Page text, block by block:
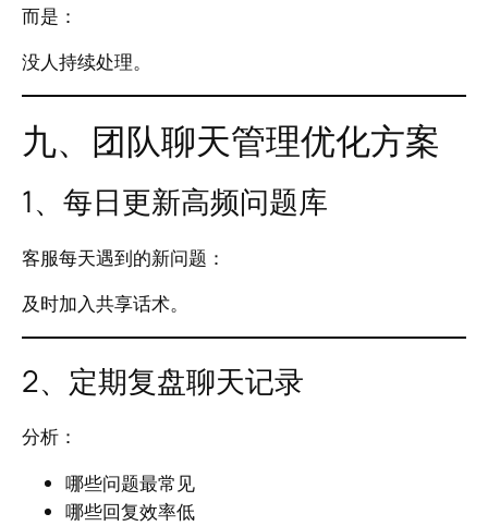
而是：
没人持续处理。
九、团队聊天管理优化方案
1、每日更新高频问题库
客服每天遇到的新问题：
及时加入共享话术。
2、定期复盘聊天记录
分析：
哪些问题最常见
哪些回复效率低